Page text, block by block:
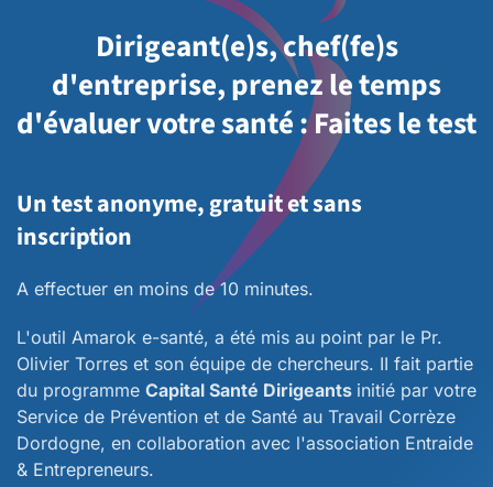
Dirigeant(e)s, chef(fe)s
d'entreprise, prenez le temps
d'évaluer votre santé : Faites le test
Un test anonyme, gratuit et sans
inscription
A effectuer en moins de 10 minutes.
L'outil Amarok e-santé, a été mis au point par le Pr.
Olivier Torres et son équipe de chercheurs. II fait partie
du programme Capital Santé Dirigeants initié par votre
Service de Prévention et de Santé au Travail Corrèze
Dordogne, en collaboration avec l'association Entraide
& Entrepreneurs.